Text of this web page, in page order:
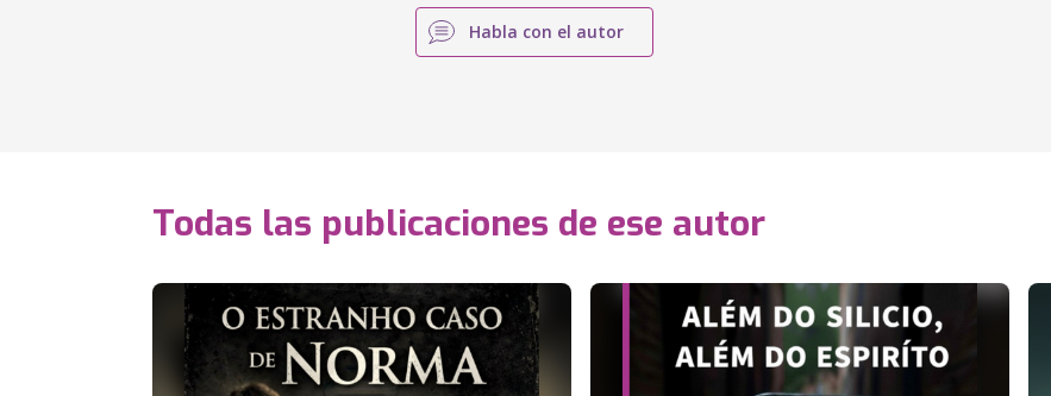
Habla con el autor
Todas las publicaciones de ese autor